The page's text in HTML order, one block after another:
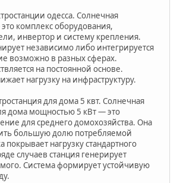
одесса. Солнечная
комплекс оборудования,
инвертор и систему крепления.
независимо либо интегрируется
возможно в разных сферах.
на постоянной основе.
нагрузку на инфраструктуру.
для дома 5 квт. Солнечная
дома мощностью 5 кВт — это
для среднего домохозяйства. Она
большую долю потребляемой
покрывает нагрузку стандартного
случаев станция генерирует
Система формирует устойчивую